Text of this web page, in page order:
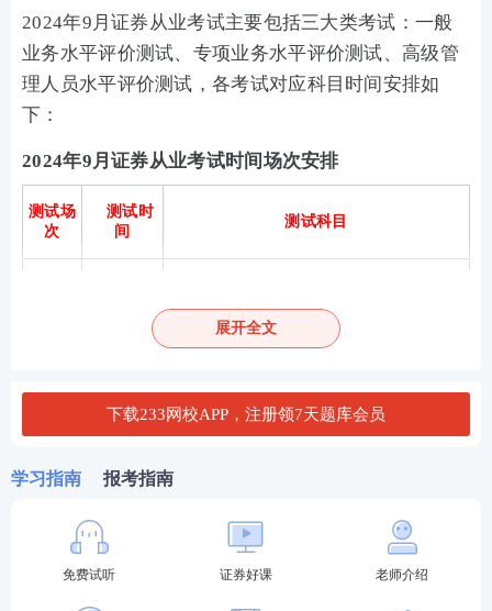
2024年9月证券从业考试主要包括三大类考试：一般
业务水平评价测试、专项业务水平评价测试、高级管
理人员水平评价测试，各考试对应科目时间安排如
下：
2024年9月证券从业考试时间场次安排
测试场
次
测试时
间
测试科目
8:30-11:30 《发布证券研究报告业务》
8:30-10:
30
《证券公司高级管理人员水平评
价测试》
《证券公司合规管理人员水平评价测试》
第3
15:40-17:4
《金融市场基础知识》
展开全文
下载233网校APP，注册领7天题库会员
学习指南 报考指南
免费试听 证券好课 老师介绍